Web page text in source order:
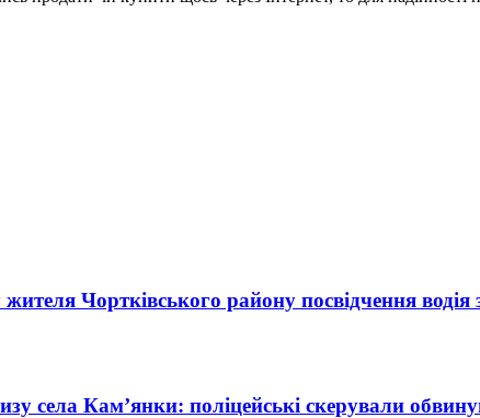
Чортківського району посвідчення
села Кам’янки: поліцейські скерували